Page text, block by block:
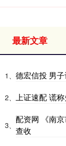
最新文章
1、 德宏信投 男
2、 上证速配 谎
3、
配资网 《南
查收